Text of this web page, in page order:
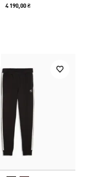
4 190,00 ₴